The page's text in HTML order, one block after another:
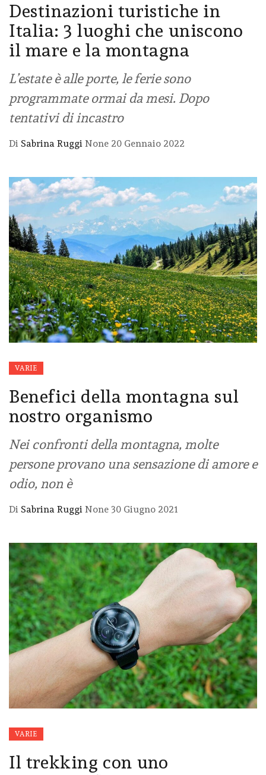
Destinazioni turistiche in
Italia: 3 luoghi che uniscono
il mare e la montagna
L’estate è alle porte, le ferie sono
programmate ormai da mesi. Dopo
tentativi di incastro
Di Sabrina Ruggi None 20 Gennaio 2022
VARIE
Benefici della montagna sul
nostro organismo
Nei confronti della montagna, molte
persone provano una sensazione di amore e
odio, non è
Di Sabrina Ruggi None 30 Giugno 2021
VARIE
Il trekking con uno